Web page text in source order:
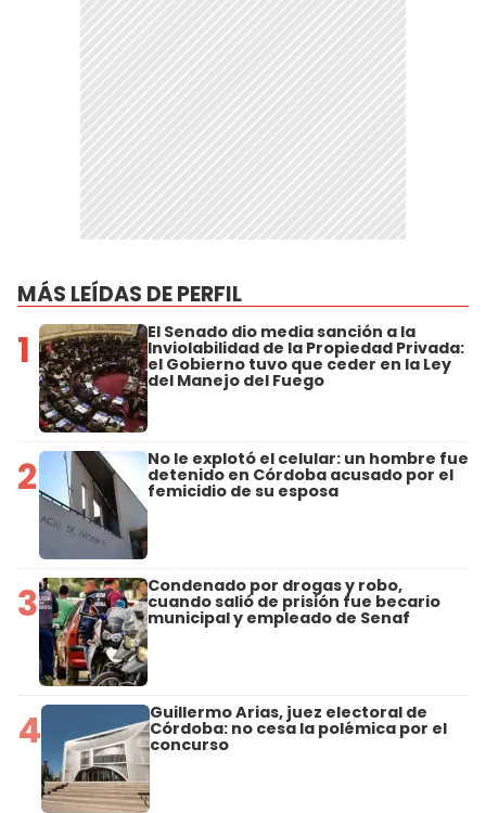
MÁS LEÍDAS DE PERFIL
1 El Senado dio media sanción a la
Inviolabilidad de la Propiedad Privada:
el Gobierno tuvo que ceder en la Ley
del Manejo del Fuego
2 No le explotó el celular: un hombre fue
detenido en Córdoba acusado por el
femicidio de su esposa
3 Condenado por drogas y robo,
cuando salió de prisión fue becario
municipal y empleado de Senaf
4 Guillermo Arias, juez electoral de
Córdoba: no cesa la polémica por el
concurso